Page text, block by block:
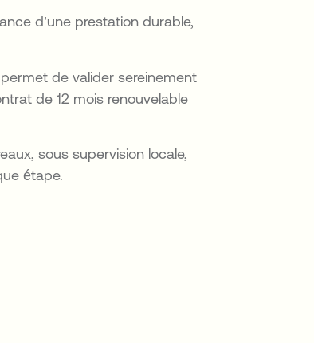
d’une prestation durable,
de valider sereinement
de 12 mois renouvelable
sous supervision locale,
étape.